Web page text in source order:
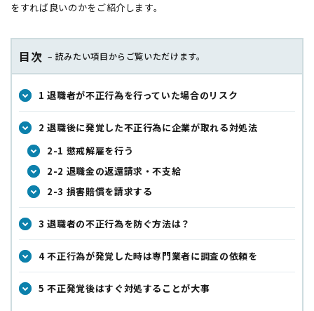
をすれば良いのかをご紹介します。
目次 – 読みたい項目からご覧いただけます。
1 退職者が不正行為を行っていた場合のリスク
2 退職後に発覚した不正行為に企業が取れる対処法
2-1 懲戒解雇を行う
2-2 退職金の返還請求・不支給
2-3 損害賠償を請求する
3 退職者の不正行為を防ぐ方法は？
4 不正行為が発覚した時は専門業者に調査の依頼を
5 不正発覚後はすぐ対処することが大事